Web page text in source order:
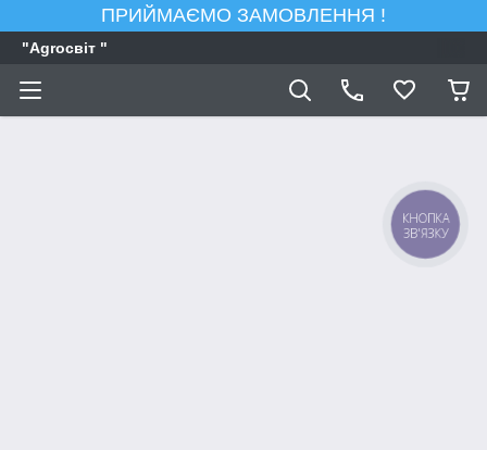
ПРИЙМАЄМО ЗАМОВЛЕННЯ !
"Agroсвiт "
КНОПКА
ЗВ'ЯЗКУ